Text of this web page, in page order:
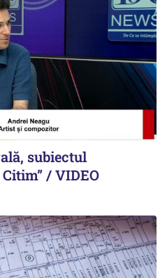
subiectul
/ VIDEO